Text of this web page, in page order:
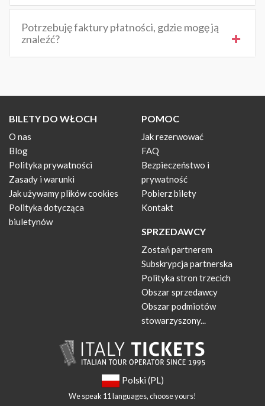
Potrzebuję faktury płatności, gdzie mogę ją
znaleźć?
BILETY DO WŁOCH
O nas
Blog
Polityka prywatności
Zasady i warunki
Jak używamy plików cookies
Polityka dotycząca
biuletynów
POMOC
Jak rezerwować
FAQ
Bezpieczeństwo i
prywatność
Pobierz bilety
Kontakt
SPRZEDAWCY
Zostań partnerem
Subskrypcja partnerska
Polityka stron trzecich
Obszar sprzedawcy
Obszar podmiotów
stowarzyszony...
Polski (PL)
We speak 11 languages, choose yours!